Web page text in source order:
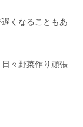
くなることもあ
々野菜作り頑張